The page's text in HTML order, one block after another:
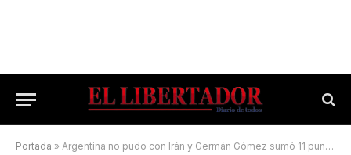
Portada » Argentina no pudo con Irán y Germán Gómez sumó 11 puntos